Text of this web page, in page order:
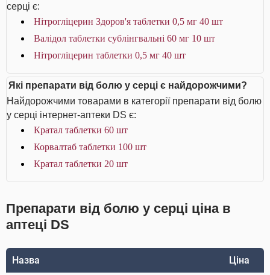
серці є:
Нітрогліцерин Здоров'я таблетки 0,5 мг 40 шт
Валідол таблетки сублінгвальні 60 мг 10 шт
Нітрогліцерин таблетки 0,5 мг 40 шт
Які препарати від болю у серці є найдорожчими?
Найдорожчими товарами в категорії препарати від болю
у серці інтернет-аптеки DS є:
Кратал таблетки 60 шт
Корвалтаб таблетки 100 шт
Кратал таблетки 20 шт
Препарати від болю у серці ціна в
аптеці DS
Назва Ціна